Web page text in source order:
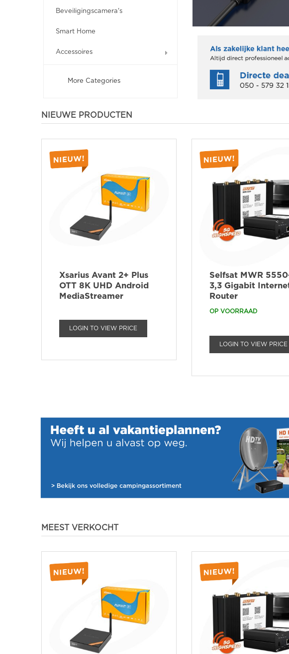
Beveiligingscamera's
Smart Home
Accessoires
More Categories
NIEUWE PRODUCTEN
Xsarius Avant 2+ Plus
OTT 8K UHD Android
MediaStreamer
LOGIN TO VIEW PRICE
Selfsat MWR
3,3 Gigabit
Router
OP VOORRAAD
LOGIN TO VIEW PRICE
MEEST VERKOCHT